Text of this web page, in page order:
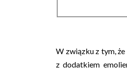
W związku z tym,
z dodatkiem